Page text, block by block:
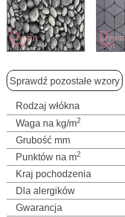
Sprawdź pozostałe wzory
Rodzaj włókna
Waga na kg/m2
Grubość mm
Punktów na m2
Kraj pochodzenia
Dla alergików
Gwarancja